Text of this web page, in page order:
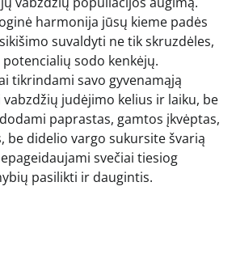
harmonija jūsų kieme padės
suvaldyti ne tik skruzdėles,
sodo kenkėjų.
tikrindami savo gyvenamąją
judėjimo kelius ir laiku, be
paprastas, gamtos įkvėptas,
be didelio vargo sukursite švarią
svečiai tiesiog
pasilikti ir daugintis.